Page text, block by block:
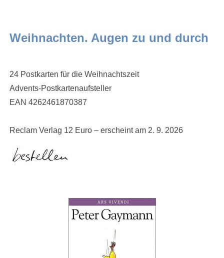
Weihnachten. Augen zu und durch
24 Postkarten für die Weihnachtszeit
Advents-Postkartenaufsteller
EAN 4262461870387
Reclam Verlag 12 Euro – erscheint am 2. 9. 2026